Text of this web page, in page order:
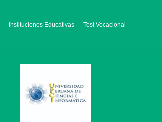
Instituciones Educativas Test Vocacional